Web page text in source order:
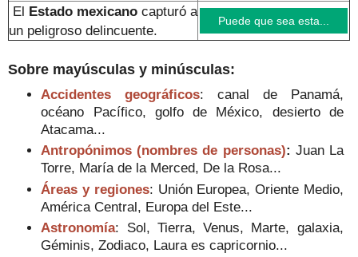
El Estado mexicano capturó a
un peligroso delincuente.
Puede que sea esta...
Sobre mayúsculas y minúsculas:
Accidentes geográficos: canal de Panamá,
océano Pacífico, golfo de México, desierto de
Atacama...
Antropónimos (nombres de personas): Juan La
Torre, María de la Merced, De la Rosa...
Áreas y regiones: Unión Europea, Oriente Medio,
América Central, Europa del Este...
Astronomía: Sol, Tierra, Venus, Marte, galaxia,
Géminis, Zodiaco, Laura es capricornio...